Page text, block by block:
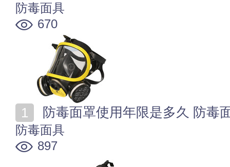
防毒面具
670
防毒面罩使用年限是多久 防毒
防毒面具
897